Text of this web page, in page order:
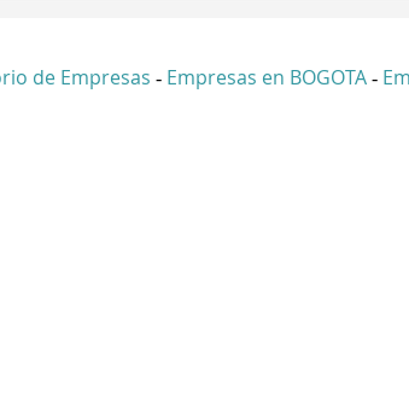
de Empresas - Empresas en BOGOTA -